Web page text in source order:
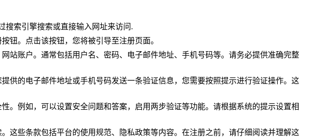
搜索引擎搜索或直接输入网址来访问.
钮。点击该按钮，您将被引导至注册页面。
站账户。通常包括用户名、密码、电子邮件地址、手机号码等。请务必提供准确完整
供的电子邮件地址或手机号码发送一条验证信息，您需要按照提示进行验证操作。这
。例如，可以设置安全问题和答案，启用两步验证等功能。请根据系统的提示设置相
这些条款包括平台的使用规范、隐私政策等内容。在注册之前，请仔细阅读并理解这